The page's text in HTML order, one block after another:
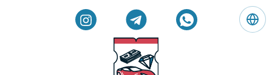
莫
语